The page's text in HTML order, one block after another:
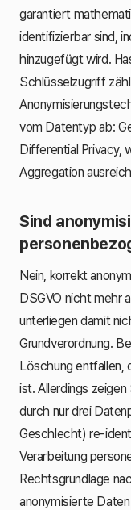
garantiert
identifizierbar sind,
hinzugefügt wird.
Schlüsselzugriff
vom Datentyp ab:
Differential Privacy,
Aggregation
Sind
Nein, korrekt
DSGVO nicht mehr
unterliegen damit
Grundverordnung.
Löschung entfallen,
ist. Allerdings
durch nur drei
Geschlecht) re-
Verarbeitung
Rechtsgrundlage
anonymisierte